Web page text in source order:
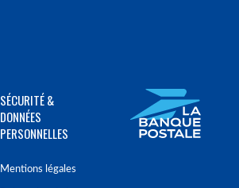
SÉCURITÉ &
DONNÉES
PERSONNELLES
Mentions légales